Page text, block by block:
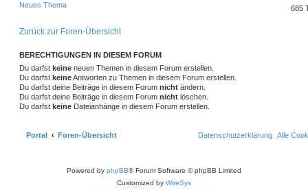
Neues Thema 685
Zurück zur Foren-Übersicht
BERECHTIGUNGEN IN DIESEM FORUM
Du darfst keine neuen Themen in diesem Forum erstellen.
Du darfst keineAntworten zu Themen in diesem Forum erstellen.
Du darfst deine Beiträge in diesem Forum nicht ändern.
Du darfst deine Beiträge in diesem Forum nicht löschen.
Du darfst keine Dateianhänge in diesem Forum erstellen.
Portal Foren-Übersicht Alle
Datenschutzerklärung
Powered by phpBB® Forum Software © phpBB Limited
Customized by WireSys